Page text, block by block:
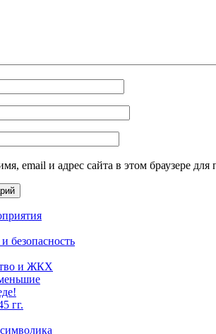
email и адрес сайта в этом браузере
безопасность
и ЖКХ
гг.